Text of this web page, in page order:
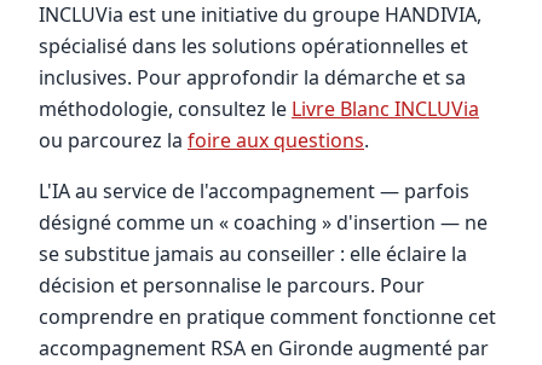
INCLUVia est une initiative du groupe HANDIVIA,
spécialisé dans les solutions opérationnelles et
inclusives. Pour approfondir la démarche et sa
méthodologie, consultez le Livre Blanc INCLUVia
ou parcourez la foire aux questions.
L'IA au service de l'accompagnement — parfois
désigné comme un « coaching » d'insertion — ne
se substitue jamais au conseiller : elle éclaire la
décision et personnalise le parcours. Pour
comprendre en pratique comment fonctionne cet
accompagnement RSA en Gironde augmenté par